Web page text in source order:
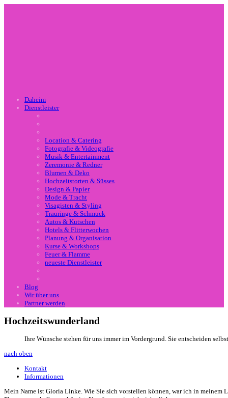
Daheim
Dienstleister
Location & Catering
Fotografie & Videografie
Musik & Entertainment
Zeremonie & Redner
Blumen & Deko
Hochzeitstorten & Süsses
Design & Papier
Mode & Tracht
Visagisten & Styling
Trauringe & Schmuck
Autos & Kutschen
Hotels & Flitterwochen
Planung & Organisation
Kurse & Workshops
Feuer & Flamme
neueste Dienstleister
Blog
Wir über uns
Partner werden
Hochzeitswunderland
Ihre Wünsche stehen für uns immer im Vordergrund. Sie entscheiden
nach oben
Kontakt
Informationen
Mein Name ist Gloria Linke. Wie Sie sich vorstellen können, war ich in meinem